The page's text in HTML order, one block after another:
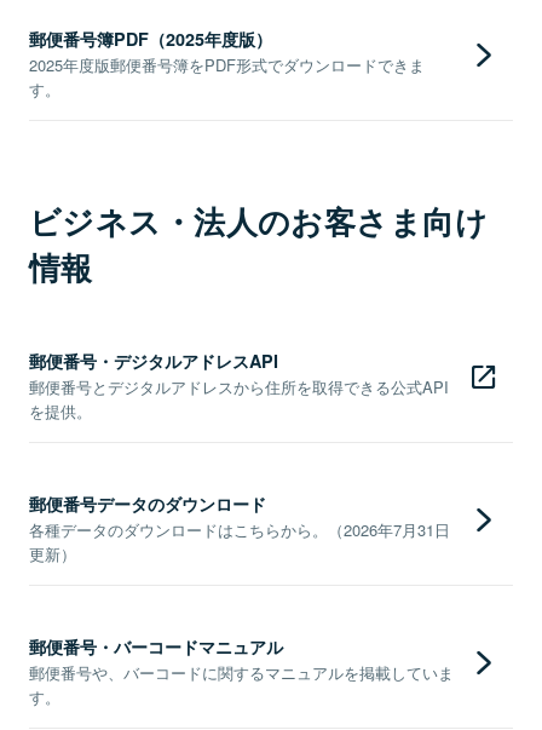
郵便番号簿PDF（2025年度版）
2025年度版郵便番号簿をPDF形式でダウンロードできま
す。
ビジネス・法人のお客さま向け
情報
郵便番号・デジタルアドレスAPI
郵便番号とデジタルアドレスから住所を取得できる公式API
を提供。
郵便番号データのダウンロード
各種データのダウンロードはこちらから。（2026年7月31日
更新）
郵便番号・バーコードマニュアル
郵便番号や、バーコードに関するマニュアルを掲載していま
す。